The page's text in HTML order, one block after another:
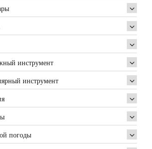
инструмент
инструмент
погоды